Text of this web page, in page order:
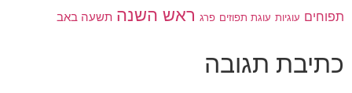
תפוחים עוגיות עוגת תפוזים פרג ראש השנה תשעה באב
כתיבת תגובה